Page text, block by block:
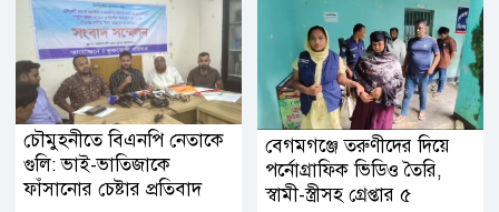
চৌমুহনীতে বিএনপি নেতাকে
গুলি: ভাই-ভাতিজাকে
ফাঁসানোর চেষ্টার প্রতিবাদ
বেগমগঞ্জে তরুণীদের দিয়ে
পর্নোগ্রাফিক ভিডিও তৈরি,
স্বামী-স্ত্রীসহ গ্রেপ্তার ৫